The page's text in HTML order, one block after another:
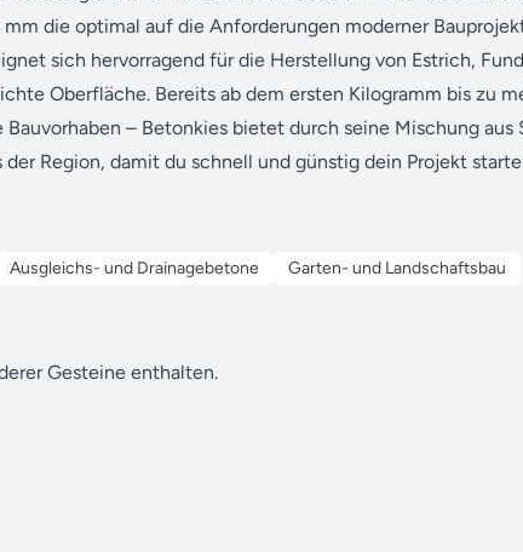
die optimal auf die Anforderungen moderner
sich hervorragend für die Herstellung von Estrich,
Oberfläche. Bereits ab dem ersten Kilogramm bis zu
– Betonkies bietet durch seine Mischung
Region, damit du schnell und günstig dein Projekt
Ausgleichs- und Drainagebetone Garten- und Landschaftsbau
Gesteine enthalten.